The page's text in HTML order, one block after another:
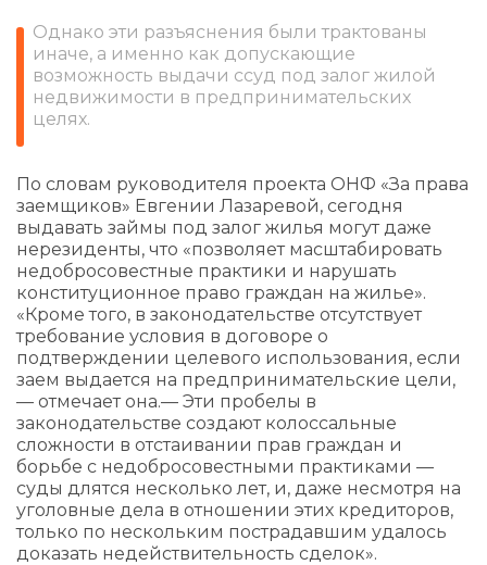
Однако эти разъяснения были трактованы
иначе, а именно как допускающие
возможность выдачи ссуд под залог жилой
недвижимости в предпринимательских
целях.
По словам руководителя проекта ОНФ «За права
заемщиков» Евгении Лазаревой, сегодня
выдавать займы под залог жилья могут даже
нерезиденты, что «позволяет масштабировать
недобросовестные практики и нарушать
конституционное право граждан на жилье».
«Кроме того, в законодательстве отсутствует
требование условия в договоре о
подтверждении целевого использования, если
заем выдается на предпринимательские цели,
— отмечает она.— Эти пробелы в
законодательстве создают колоссальные
сложности в отстаивании прав граждан и
борьбе с недобросовестными практиками —
суды длятся несколько лет, и, даже несмотря на
уголовные дела в отношении этих кредиторов,
только по нескольким пострадавшим удалось
доказать недействительность сделок».